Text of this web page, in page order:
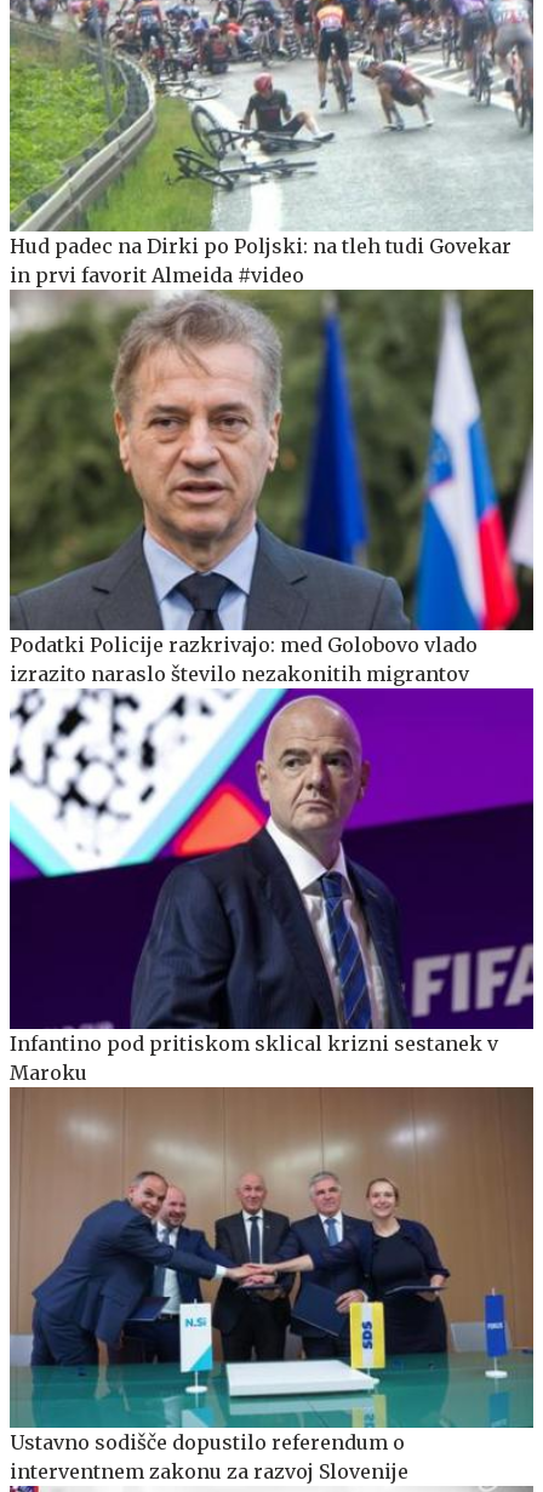
Hud padec na Dirki po Poljski: na tleh tudi Govekar
in prvi favorit Almeida #video
Podatki Policije razkrivajo: med Golobovo vlado
izrazito naraslo število nezakonitih migrantov
Infantino pod pritiskom sklical krizni sestanek v
Maroku
Ustavno sodišče dopustilo referendum o
interventnem zakonu za razvoj Slovenije